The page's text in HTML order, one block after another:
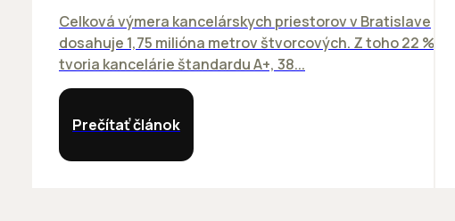
Celková výmera kancelárskych priestorov v Bratislave
dosahuje 1,75 milióna metrov štvorcových. Z toho 22 %
tvoria kancelárie štandardu A+, 38...
Prečítať článok